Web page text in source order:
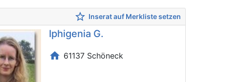
star_border Inserat auf Merkliste setzen
Iphigenia G.
home 61137 Schöneck